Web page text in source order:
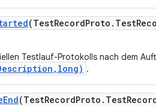
(TestRecordProto . Test
Testlauf-Protokolls nach dem
.
End(TestRecordProto . Test